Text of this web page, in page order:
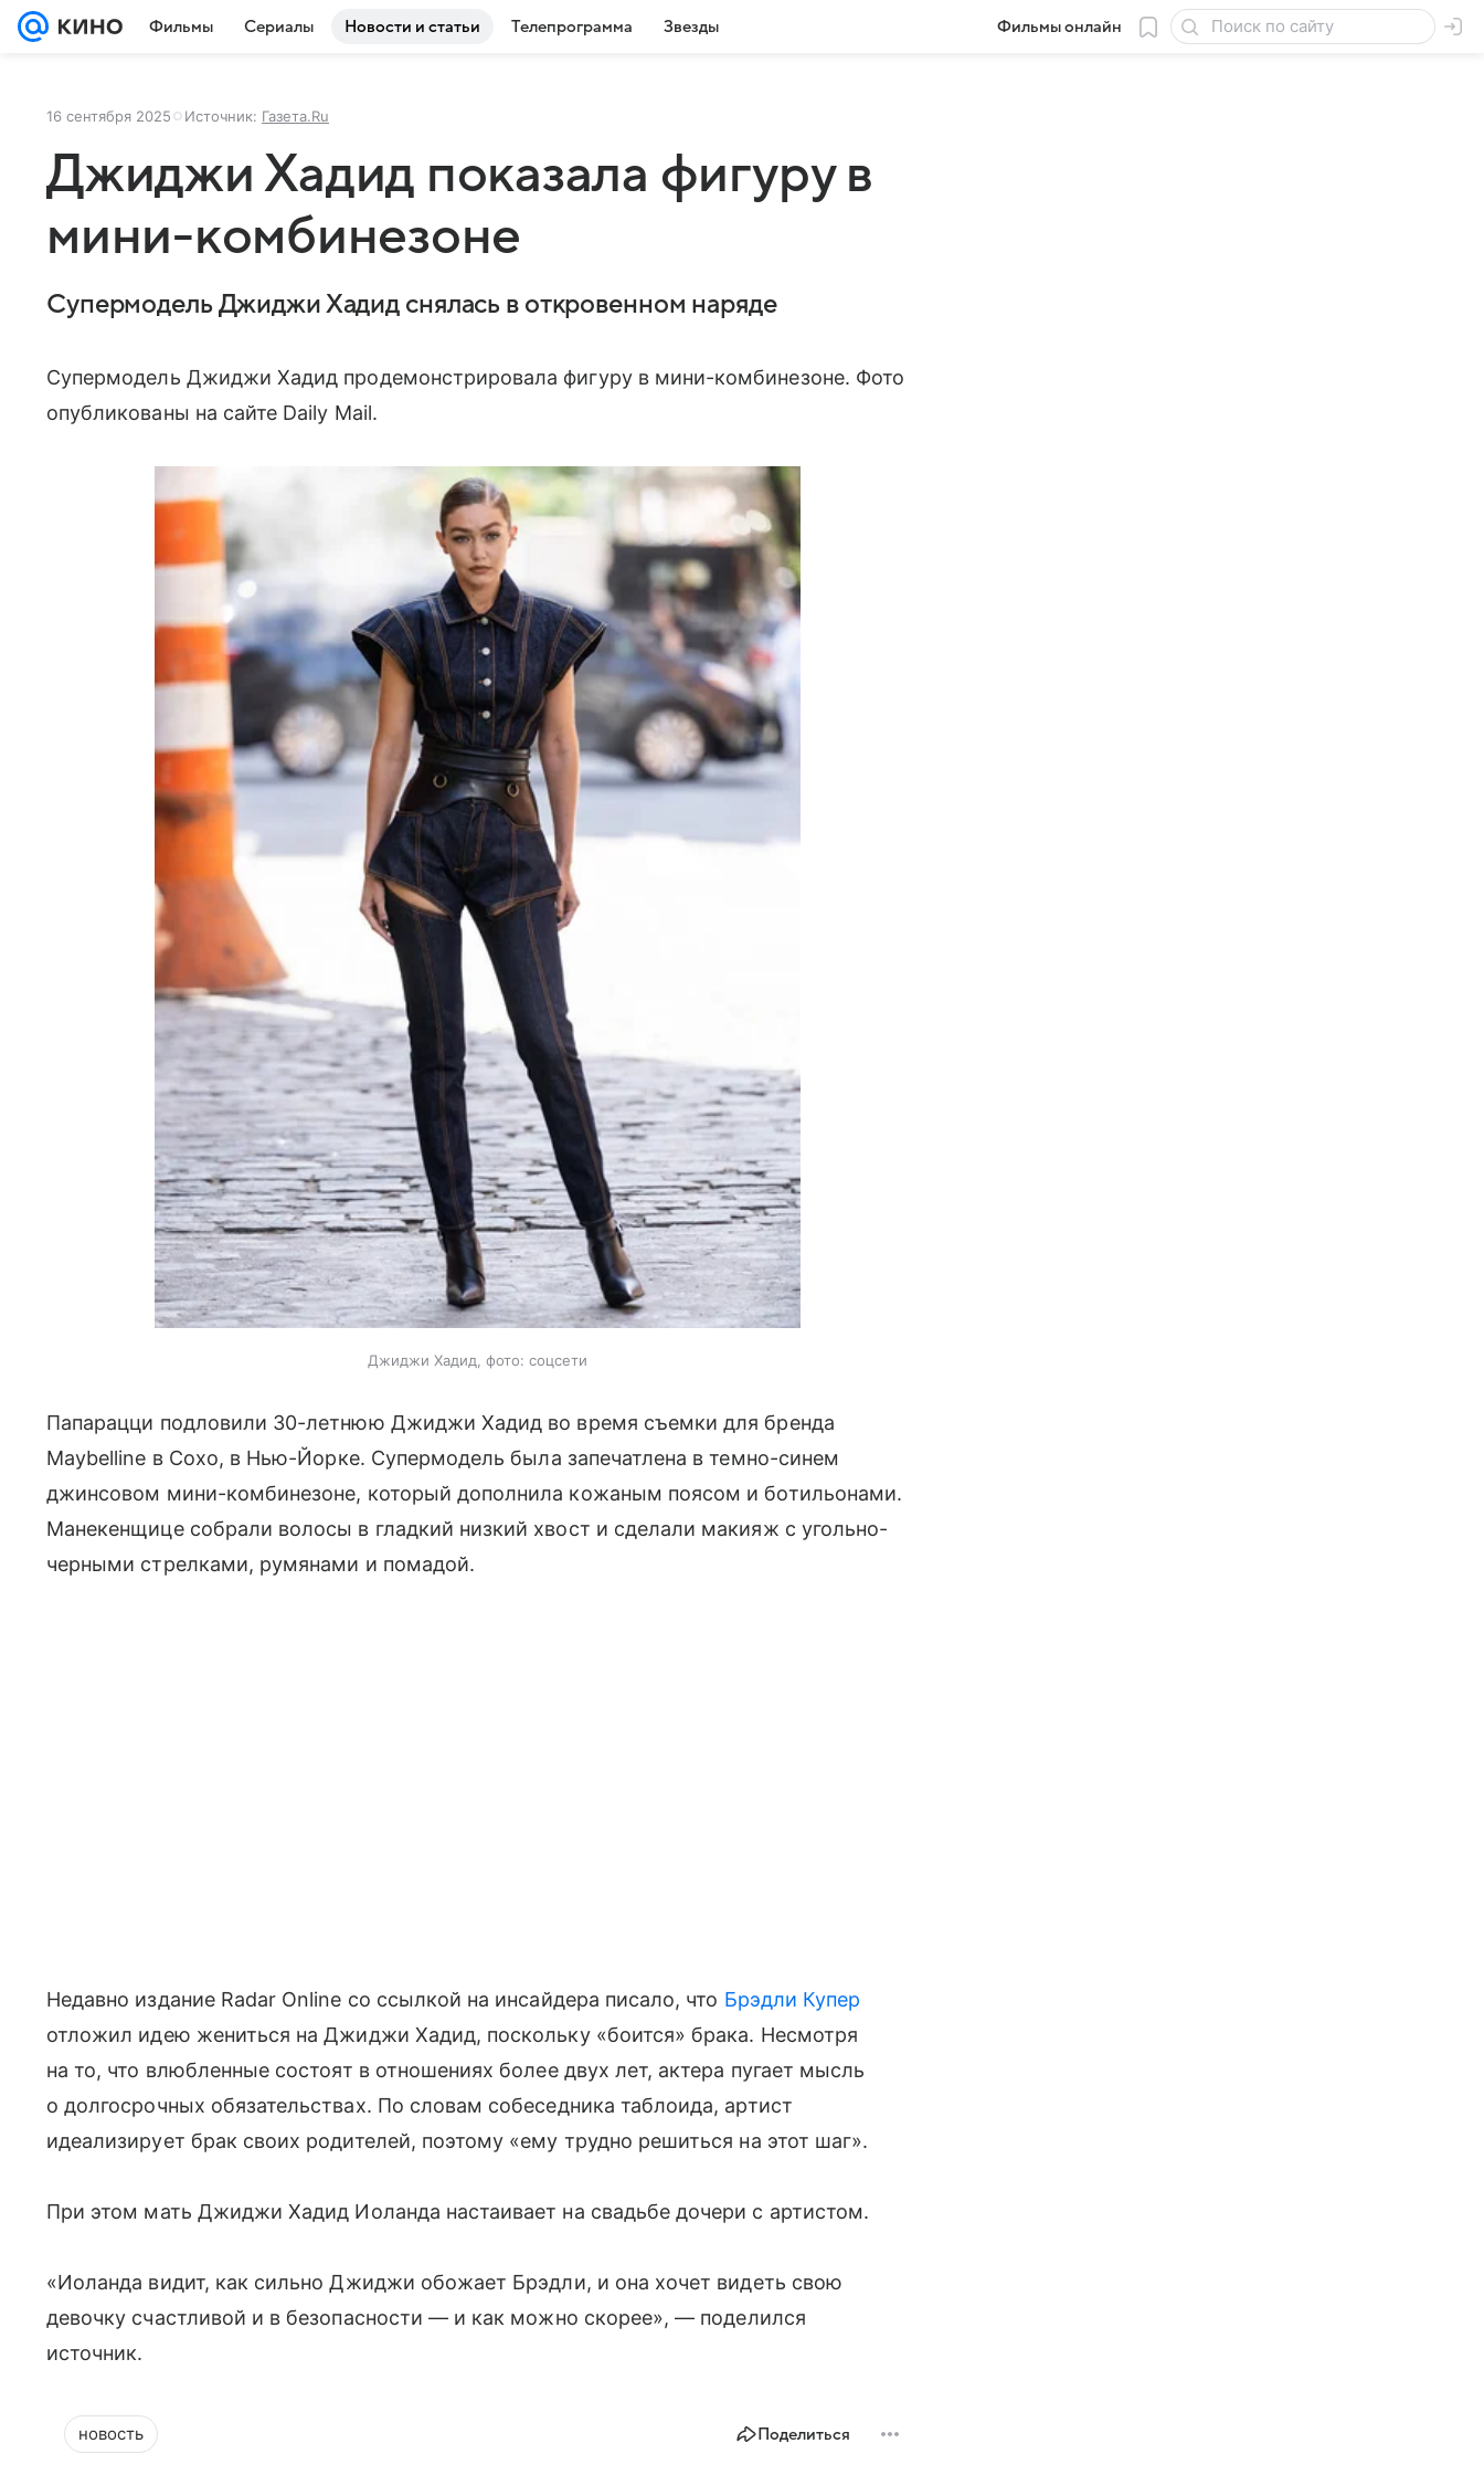
Фильмы Сериалы Новости и статьи Телепрограмма Звезды Фильмы онлайн
16 сентября 2025 Источник: Газета.Ru
Джиджи Хадид показала фигуру в
мини-комбинезоне
Супермодель Джиджи Хадид снялась в откровенном наряде
Супермодель Джиджи Хадид продемонстрировала фигуру в мини-комбинезоне. Фото
опубликованы на сайте Daily Mail.
Джиджи Хадид, фото: соцсети
Папарацци подловили 30-летнюю Джиджи Хадид во время съемки для бренда
Maybelline в Сохо, в Нью-Йорке. Супермодель была запечатлена в темно-синем
джинсовом мини-комбинезоне, который дополнила кожаным поясом и ботильонами.
Манекенщице собрали волосы в гладкий низкий хвост и сделали макияж с угольно-
черными стрелками, румянами и помадой.
Недавно издание Radar Online со ссылкой на инсайдера писало, что Брэдли Купер
отложил идею жениться на Джиджи Хадид, поскольку «боится» брака. Несмотря
на то, что влюбленные состоят в отношениях более двух лет, актера пугает мысль
о долгосрочных обязательствах. По словам собеседника таблоида, артист
идеализирует брак своих родителей, поэтому «ему трудно решиться на этот шаг».
При этом мать Джиджи Хадид Иоланда настаивает на свадьбе дочери с артистом.
«Иоланда видит, как сильно Джиджи обожает Брэдли, и она хочет видеть свою
девочку счастливой и в безопасности — и как можно скорее», — поделился
источник.
новость Поделиться